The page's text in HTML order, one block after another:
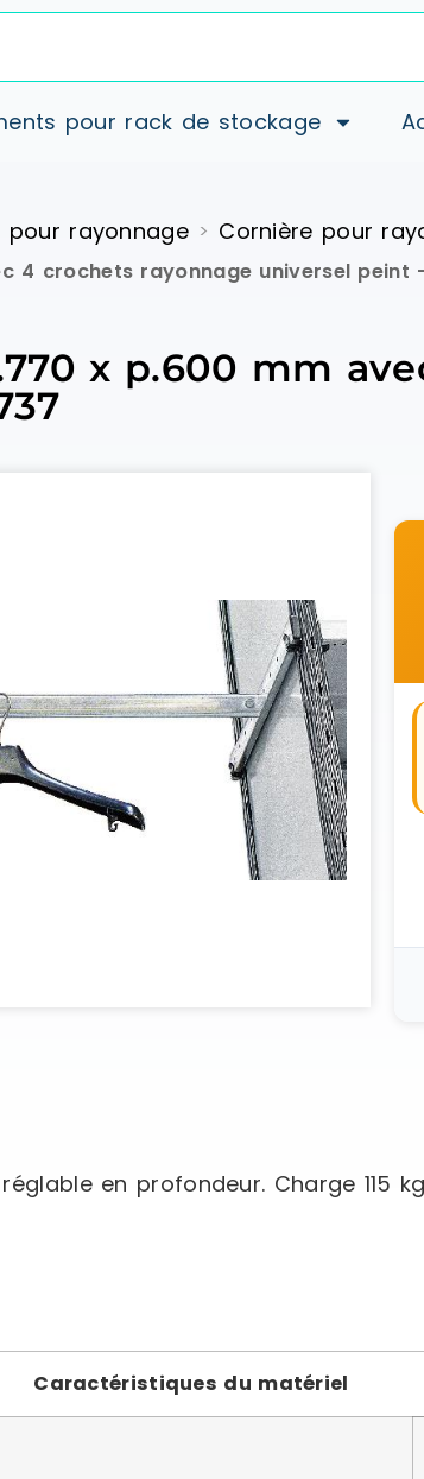
pour rack de stockage
pour rayonnage > Cornière pour
4 crochets rayonnage universel peint
x p.600 mm
en profondeur. Charge 115
Caractéristiques du matériel